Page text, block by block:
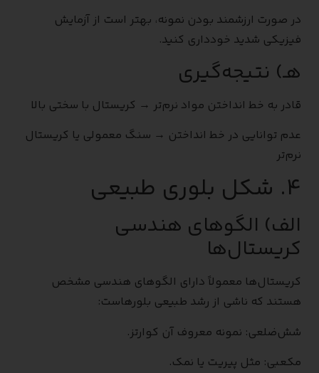
در صورت ارزشمند بودن نمونه، بهتر است از آزمایش
فیزیکی شدید خودداری کنید.
هـ) نتیجه‌گیری
قادر به خط انداختن مواد نرم‌تر → کریستال با سختی بالا
عدم توانایی در خط انداختن → سنگ معمولی یا کریستال
نرم‌تر
۴. شکل بلوری طبیعی
الف) الگوهای هندسی
کریستال‌ها
کریستال‌ها معمولاً دارای الگوهای هندسی مشخص
هستند که ناشی از رشد طبیعی بلورهاست:
شش‌ضلعی: نمونه معروف آن کوارتز.
مکعبی: مثل پیریت یا نمک.